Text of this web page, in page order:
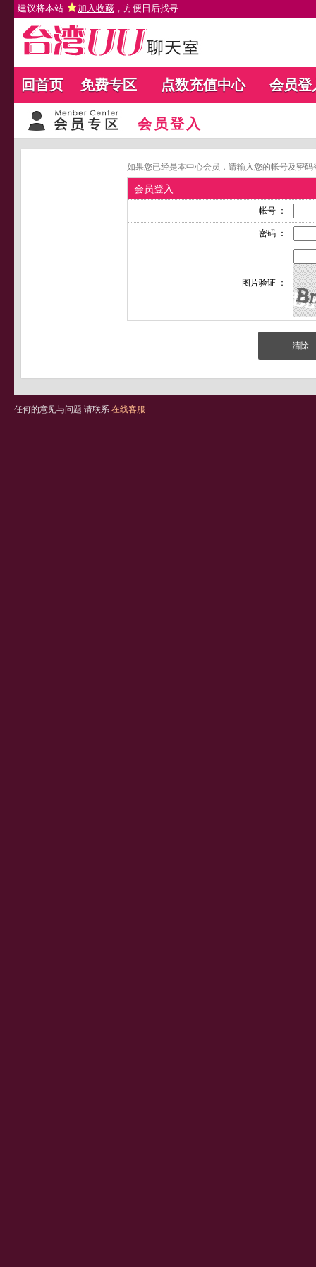
建议将本站 加入收藏 ，方便日后找寻
回首页 免费专区 点数充值中心 会员登
会员登入
如果您已经是本中心会员，请输入您的帐号及密
会员登入
帐号 ：
密码 ：
图片验证 ：
任何的意见与问题 请联系 在线客服